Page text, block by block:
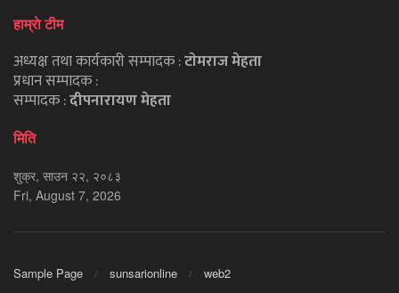
हाम्राे टीम
अध्यक्ष तथा कार्यकारी सम्पादक :टाेमराज मेहता
प्रधान सम्पादक :
सम्पादक :दीपनारायण मेहता
मिति
शुक्र, साउन २२, २०८३
Fri, August 7, 2026
Sample Page sunsarionline web2